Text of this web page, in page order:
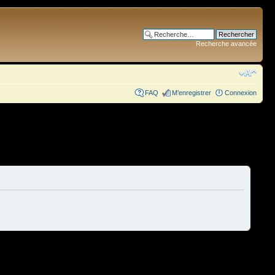
Recherche avancée
FAQ M’enregistrer Connexion